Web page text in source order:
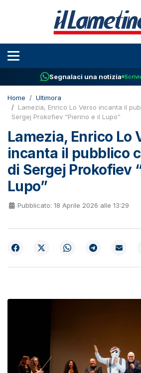
Segnalaci una notizia
Home
Ultimora
Lamezia, Enrico Lo Verso incanta il
Sergej Prokofiev “Pierino e il Lupo”
Lamezia, Enrico Lo
incanta il pubblico
di Sergej Prokofiev
Lupo”
Pubblicato: 18 Aprile 2026 alle 13:29